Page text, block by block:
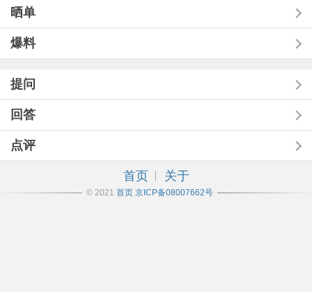
晒单
爆料
提问
回答
点评
首页 关于
© 2021 首页 京ICP备08007662号